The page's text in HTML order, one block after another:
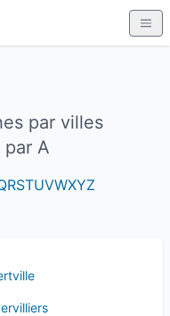
par villes
A
RSTUVWXYZ